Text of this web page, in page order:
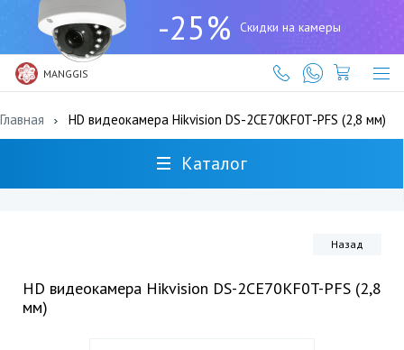
-25% Скидки на камеры
MANGGIS
(727)
317-
61-
61
Главная HD видеокамера Hikvision DS-2CE70KF0T-PFS (2,8 мм)
Каталог
Назад
HD видеокамера Hikvision DS-2CE70KF0T-PFS (2,8
мм)